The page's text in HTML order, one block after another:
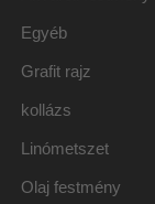
Egyéb
Grafit rajz
kollázs
Linómetszet
Olaj festmény